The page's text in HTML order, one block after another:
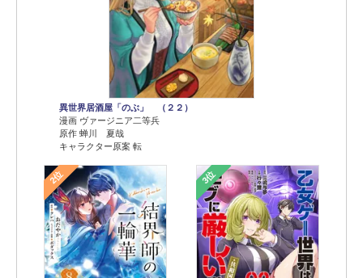
異世界居酒屋「のぶ」 （２２）
漫画 ヴァージニア二等兵
原作 蝉川 夏哉
キャラクター原案 転
2位 3位